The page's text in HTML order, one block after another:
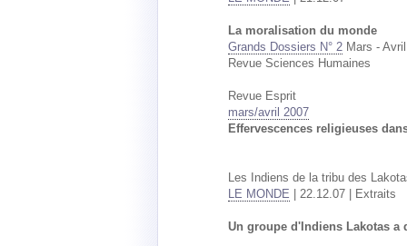
La moralisation du monde
Grands Dossiers N° 2 Mars -
Revue Sciences Humaines
Revue Esprit
mars/avril 2007
Effervescences religieuses
Les Indiens de la tribu des
LE MONDE | 22.12.07 | Extraits
Un groupe d'Indiens Lakotas a